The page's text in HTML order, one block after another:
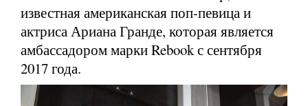
известная американская поп-певица и
актриса Ариана Гранде, которая является
амбассадором марки Rebook с сентября
2017 года.